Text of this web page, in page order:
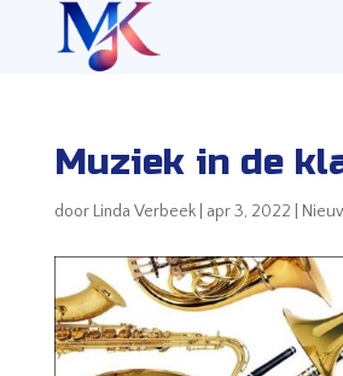
Muziek in de
door Linda Verbeek| apr 3, 2022